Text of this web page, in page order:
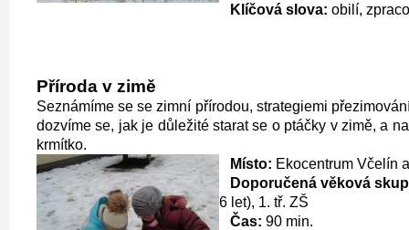
Klíčová slova: obilí,
Příroda v zimě
Seznámíme se se zimní přírodou, strategiemi
dozvíme se, jak je důležité starat se o ptáčky v zimě, a
krmítko.
Místo: Ekocentrum Včelín
Doporučená věková
6 let), 1. tř. ZŠ
Čas: 90 min.